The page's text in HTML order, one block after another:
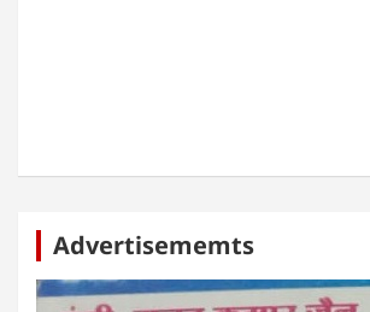
Advertisememts